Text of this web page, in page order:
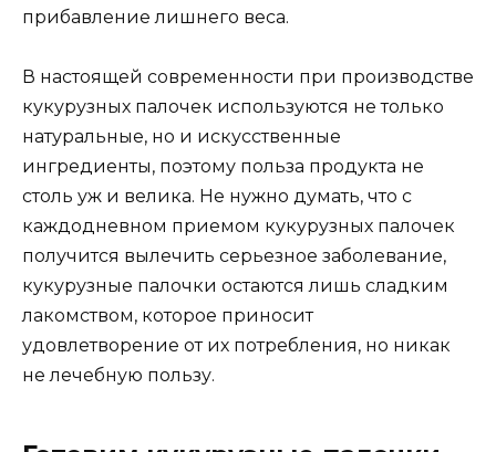
прибавление лишнего веса.
В настоящей современности при производстве
кукурузных палочек используются не только
натуральные, но и искусственные
ингредиенты, поэтому польза продукта не
столь уж и велика. Не нужно думать, что с
каждодневном приемом кукурузных палочек
получится вылечить серьезное заболевание,
кукурузные палочки остаются лишь сладким
лакомством, которое приносит
удовлетворение от их потребления, но никак
не лечебную пользу.